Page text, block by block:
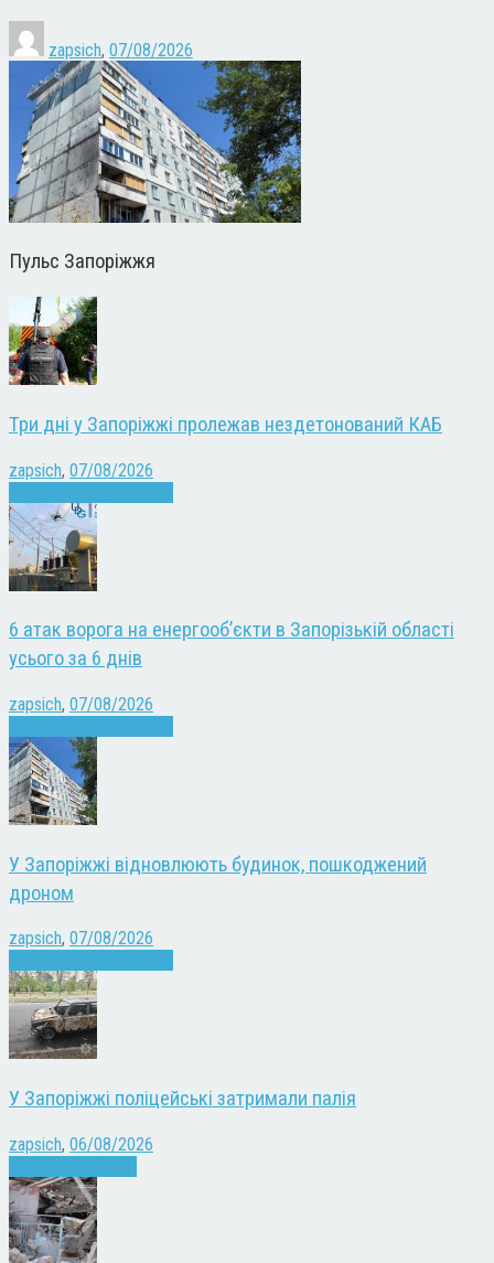
zapsich, 07/08/2026
Пульс Запоріжжя
Три дні у Запоріжжі пролежав нездетонований КАБ
zapsich, 07/08/2026
6 атак ворога на енергооб’єкти в Запорізькій області
усього за 6 днів
zapsich, 07/08/2026
У Запоріжжі відновлюють будинок, пошкоджений
дроном
zapsich, 07/08/2026
У Запоріжжі поліцейські затримали палія
zapsich, 06/08/2026